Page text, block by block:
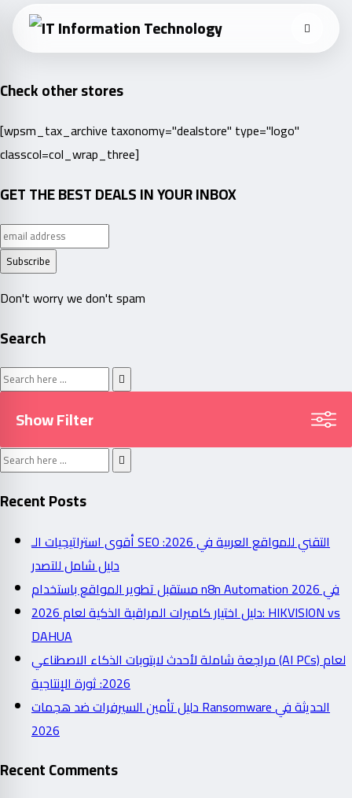
content
Check other stores
[wpsm_tax_archive taxonomy="dealstore" type="logo"
classcol=col_wrap_three]
GET THE BEST DEALS IN YOUR INBOX
Don't worry we don't spam
Search
Show Filter
Recent Posts
أقوى استراتيجيات الـ SEO التقني للمواقع العربية في 2026:
دليل شامل للتصدر
مستقبل تطوير المواقع باستخدام n8n Automation في 2026
دليل اختيار كاميرات المراقبة الذكية لعام 2026: HIKVISION vs
DAHUA
مراجعة شاملة لأحدث لابتوبات الذكاء الاصطناعي (AI PCs) لعام
2026: ثورة الإنتاجية
دليل تأمين السيرفرات ضد هجمات Ransomware الحديثة في
2026
Recent Comments